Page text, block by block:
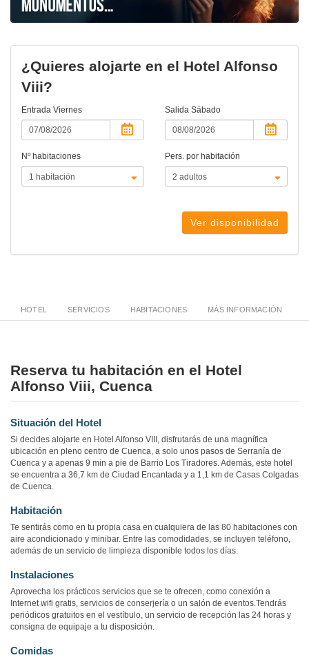
¿Quieres alojarte en el Hotel Alfonso
Viii?
Entrada Viernes Salida Sábado
Nº habitaciones Pers. por habitación
Ver disponibilidad
HOTEL SERVICIOS HABITACIONES MÁS INFORMACIÓN
Reserva tu habitación en el Hotel
Alfonso Viii, Cuenca
Situación del Hotel
Si decides alojarte en Hotel Alfonso VIII, disfrutarás de una magnífica
ubicación en pleno centro de Cuenca, a solo unos pasos de Serranía de
Cuenca y a apenas 9 min a pie de Barrio Los Tiradores. Además, este hotel
se encuentra a 36,7 km de Ciudad Encantada y a 1,1 km de Casas Colgadas
de Cuenca.
Habitación
Te sentirás como en tu propia casa en cualquiera de las 80 habitaciones con
aire acondicionado y minibar. Entre las comodidades, se incluyen teléfono,
además de un servicio de limpieza disponible todos los días.
Instalaciones
Aprovecha los prácticos servicios que se te ofrecen, como conexión a
Internet wifi gratis, servicios de conserjería o un salón de eventos.Tendrás
periódicos gratuitos en el vestíbulo, un servicio de recepción las 24 horas y
consigna de equipaje a tu disposición.
Comidas